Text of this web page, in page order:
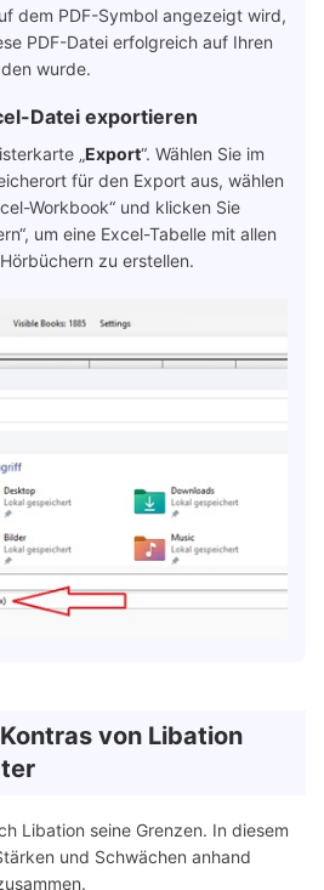
dem PDF-Symbol angezeigt wird,
PDF-Datei erfolgreich auf Ihren
wurde.
Datei exportieren
„Export“. Wählen Sie im
für den Export aus, wählen
Workbook“ und klicken Sie
um eine Excel-Tabelle mit allen
zu erstellen.
von Libation
Libation seine Grenzen. In diesem
und Schwächen anhand